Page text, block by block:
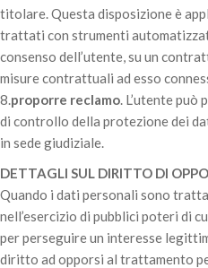
titolare. Questa disposizione è
trattati con strumenti
consenso dell’utente, su un
misure contrattuali ad esso
8.proporre reclamo. L’utente può
di controllo della protezione dei
in sede giudiziale.
DETTAGLI SUL DIRITTO DI
Quando i dati personali sono
nell’esercizio di pubblici poteri di
per perseguire un interesse
diritto ad opporsi al trattamento